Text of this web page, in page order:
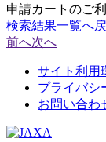
申請カートのご
検索結果一覧へ
前へ次へ
サイト利用
プライバシ
お問い合わ